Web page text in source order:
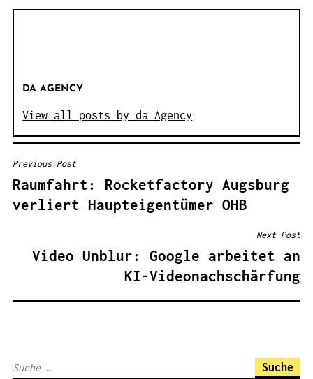
DA AGENCY
View all posts by da Agency
B
E
I
V
Previous Post
Raumfahrt: Rocketfactory Augsburg
verliert Haupteigentümer OHB
Next Post
Video Unblur: Google arbeitet an
KI-Videonachschärfung
S